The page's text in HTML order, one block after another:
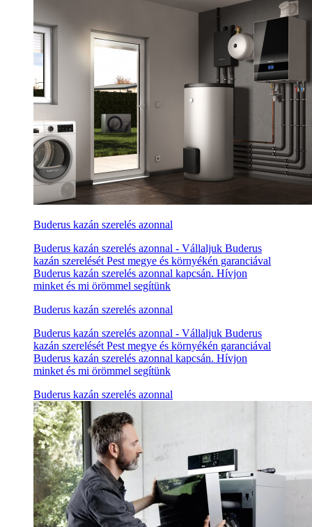
Buderus kazán szerelés azonnal
Buderus kazán szerelés azonnal - Vállaljuk Buderus
kazán szerelését Pest megye és környékén garanciával
Buderus kazán szerelés azonnal kapcsán. Hívjon
minket és mi örömmel segítünk
Buderus kazán szerelés azonnal
Buderus kazán szerelés azonnal - Vállaljuk Buderus
kazán szerelését Pest megye és környékén garanciával
Buderus kazán szerelés azonnal kapcsán. Hívjon
minket és mi örömmel segítünk
Buderus kazán szerelés azonnal